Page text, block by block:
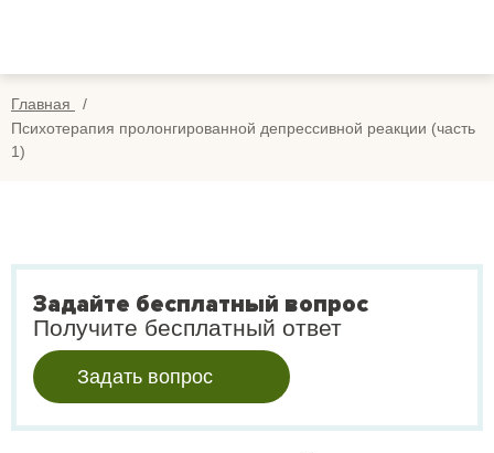
Оплата
Главная
Психотерапия пролонгированной депрессивной реакции (часть
1)
Задайте бесплатный вопрос
Получите бесплатный ответ
Задать вопрос